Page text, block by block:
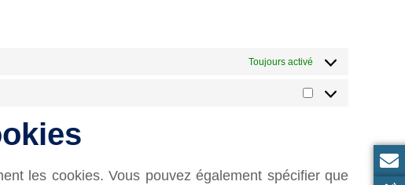
Toujours activé
les cookies. Vous pouvez également spécifier que